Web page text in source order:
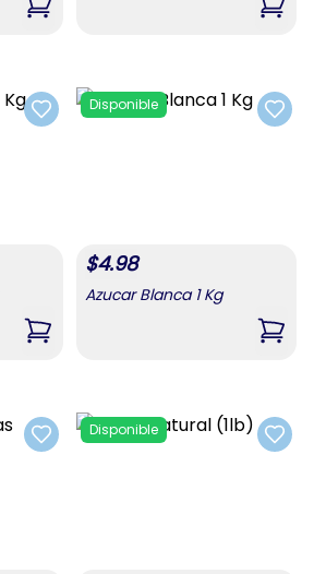
,Pata De Cebollas 20u ,
Add to favorites
,Paquete De Sal 1 Kg
Add
Disponible
$4.98
Azucar Blanca 1 Kg
,
Add to favorites Add
Disponible